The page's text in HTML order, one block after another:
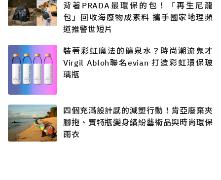
背著PRADA最環保的包！「再生尼龍
包」回收海廢物成素料 攜手國家地理頻
道推警世短片
裝著彩虹魔法的礦泉水？時尚潮流鬼才
Virgil Abloh聯名evian 打造彩虹環保玻
璃瓶
四個充滿設計感的減塑行動！肯亞廢棄夾
腳拖、寶特瓶變身繽紛藝術品與時尚環保
雨衣